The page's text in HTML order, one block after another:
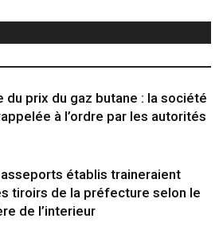
du prix du gaz butane : la société
à l’ordre par les autorités
établis traineraient
tiroirs de la préfecture selon le
de l’interieur